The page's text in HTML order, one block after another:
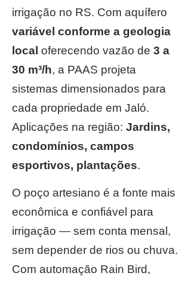
irrigação no RS. Com aquífero
variável conforme a geologia
local oferecendo vazão de 3 a
30 m³/h, a PAAS projeta
sistemas dimensionados para
cada propriedade em Jaló.
Aplicações na região: Jardins,
condomínios, campos
esportivos, plantações.
O poço artesiano é a fonte mais
econômica e confiável para
irrigação — sem conta mensal,
sem depender de rios ou chuva.
Com automação Rain Bird,